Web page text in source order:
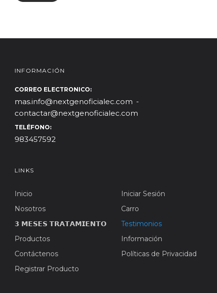
INFORMACIÓN
CORREO ELECTRONICO:
mas.info@nextgenoficialec.com
contactar@nextgenoficialec.com
TELÉFONO:
983457592
LINKS
Inicio
Nosotros
𝟯 𝗠𝗘𝗦𝗘𝗦 𝗧𝗥𝗔𝗧𝗔𝗠𝗜𝗘𝗡𝗧𝗢
Productos
Contáctenos
Registrar Producto
Iniciar Sesión
Carro
Testimonios
Información
Políticas de Privacidad